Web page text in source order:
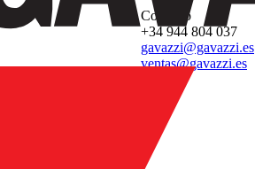
Contacto
+34 944 804 037
gavazzi@gavazzi.es
ventas@gavazzi.es